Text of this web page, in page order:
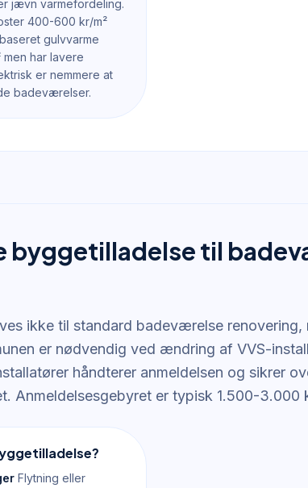
jævn varmefordeling.
400-600 kr/m²
gulvvarme
har lavere
er nemmere at
badeværelser.
byggetilladelse til
ikke til standard badeværelse renovering,
er nødvendig ved ændring af VVS-
håndterer anmeldelsen og sikrer
Anmeldelsesgebyret er typisk 1.500-3.000
Flytning eller